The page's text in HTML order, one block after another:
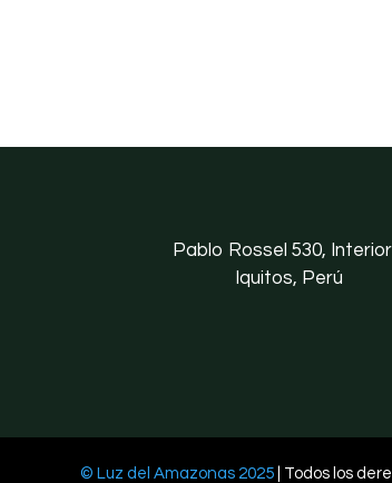
Pablo Rossel 530,
Iquitos, Perú
© Luz del Amazonas 2025 | Todos los